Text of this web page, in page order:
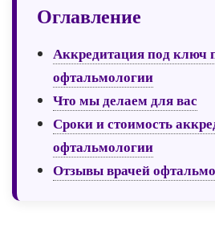
Оглавление
Аккредитация под ключ
офтальмологии
Что мы делаем для вас
Сроки и стоимость
офтальмологии
Отзывы врачей